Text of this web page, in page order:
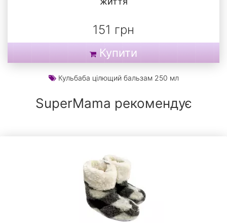
151 грн
Купити
Кульбаба цілющий бальзам 250 мл
SuperMama рекомендує